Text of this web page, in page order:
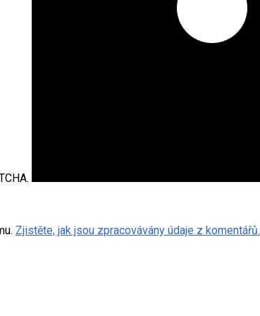
Zjistěte, jak jsou zpracovávány údaje z komentářů.